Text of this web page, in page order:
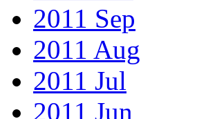
2011 Sep
2011 Aug
2011 Jul
2011 Jun